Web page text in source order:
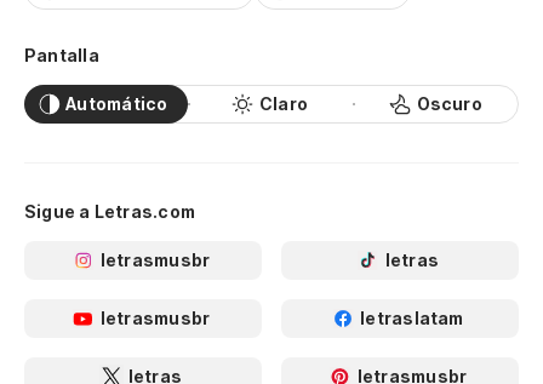
Pantalla
Automático Claro Oscuro
Sigue a Letras.com
letrasmusbr letras
letrasmusbr letraslatam
letras letrasmusbr